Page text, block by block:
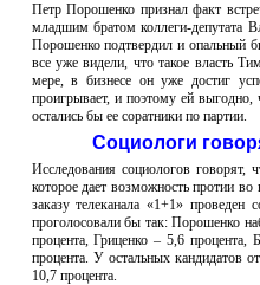
Петр Порошенко признал факт
младшим братом коллеги-депутата
Порошенко подтвердил и опальный
все уже видели, что такое власть
мере, в бизнесе он уже достиг
проигрывает, и поэтому ей выгодно,
остались бы ее соратники по партии.
Социологи
Исследования социологов
которое дает возможность протии
заказу телеканала «1+1»
проголосовали бы так: Порошенко
процента, Гриценко – 5,6
процента. У остальных кандидатов
10,7 процента.